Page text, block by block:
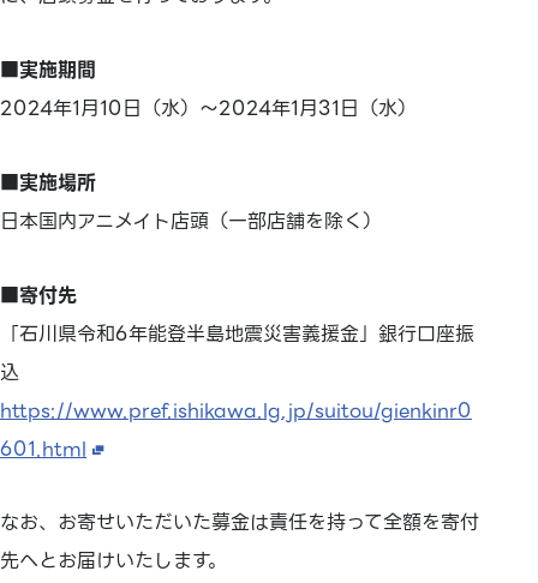
■実施期間
2024年1月10日（水）～2024年1月31日（水）
■実施場所
日本国内アニメイト店頭（一部店舗を除く）
■寄付先
「石川県令和6年能登半島地震災害義援金」銀行口座振
込
https://www.pref.ishikawa.lg.jp/suitou/gienkinr0
601.html
なお、お寄せいただいた募金は責任を持って全額を寄付
先へとお届けいたします。